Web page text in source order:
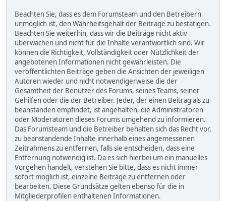
Beachten Sie, dass es dem Forumsteam und den Betreibern
unmöglich ist, den Wahrheitsgehalt der Beiträge zu bestätigen.
Beachten Sie weiterhin, dass wir die Beiträge nicht aktiv
überwachen und nicht für die Inhalte verantwortlich sind. Wir
können die Richtigkeit, Vollständigkeit oder Nützlichkeit der
angebotenen Informationen nicht gewährleisten. Die
veröffentlichten Beiträge geben die Ansichten der jeweiligen
Autoren wieder und nicht notwendigerweise die der
Gesamtheit der Benutzer des Forums, seines Teams, seiner
Gehilfen oder die der Betreiber. Jeder, der einen Beitrag als zu
beanstanden empfindet, ist angehalten, die Administratoren
oder Moderatoren dieses Forums umgehend zu informieren.
Das Forumsteam und die Betreiber behalten sich das Recht vor,
zu beanstandende Inhalte innerhalb eines angemessenen
Zeitrahmens zu entfernen, falls sie entscheiden, dass eine
Entfernung notwendig ist. Da es sich hierbei um ein manuelles
Vorgehen handelt, verstehen Sie bitte, dass es nicht immer
sofort möglich ist, einzelne Beiträge zu entfernen oder
bearbeiten. Diese Grundsätze gelten ebenso für die in
Mitgliederprofilen enthaltenen Informationen.